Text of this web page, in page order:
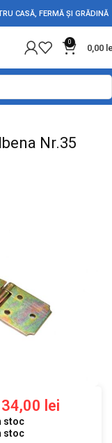
CASĂ, FERMĂ ȘI GRĂDINĂ
0
0,00
Nr.35
34,00 lei
stoc
stoc